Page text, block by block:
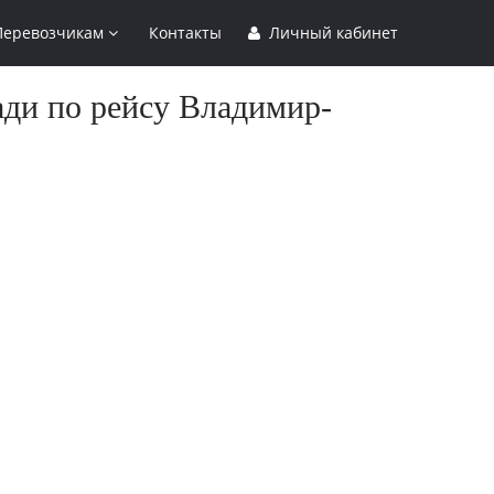
Контакты Личный кабинет
по рейсу Владимир-